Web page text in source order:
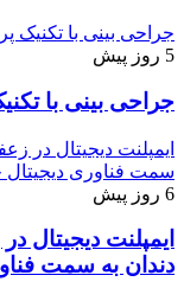
جراحی بینی با تکنیک
5 روز پیش
جراحی بینی با
ایمپلنت دیجیتال در
سمت فناوری
6 روز پیش
ایمپلنت دیجیتال
دندان به سمت